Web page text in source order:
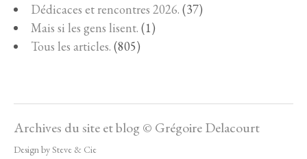
Dédicaces et rencontres 2026. (37)
Mais si les gens lisent. (1)
Tous les articles. (805)
Archives du site et blog © Grégoire Delacourt
Design by Steve & Cie